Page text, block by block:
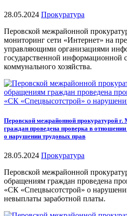
28.05.2024 Прокуратура
Перовской межрайонной
мониторинг сети «Интернет» на
управляющими организациями
государственной информационной
коммунального хозяйства.
Перовской межрайонной прокуратурой
граждан проведена проверка в
о нарушении трудовых прав
28.05.2024 Прокуратура
Перовской межрайонной
обращениям граждан проведена
«СК «Спецвысотстрой» о
невыплаты заработной платы.